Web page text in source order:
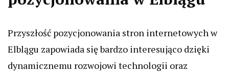
Przyszłość pozycjonowania stron internetowych w
Elblągu zapowiada się bardzo interesująco dzięki
dynamicznemu rozwojowi technologii oraz